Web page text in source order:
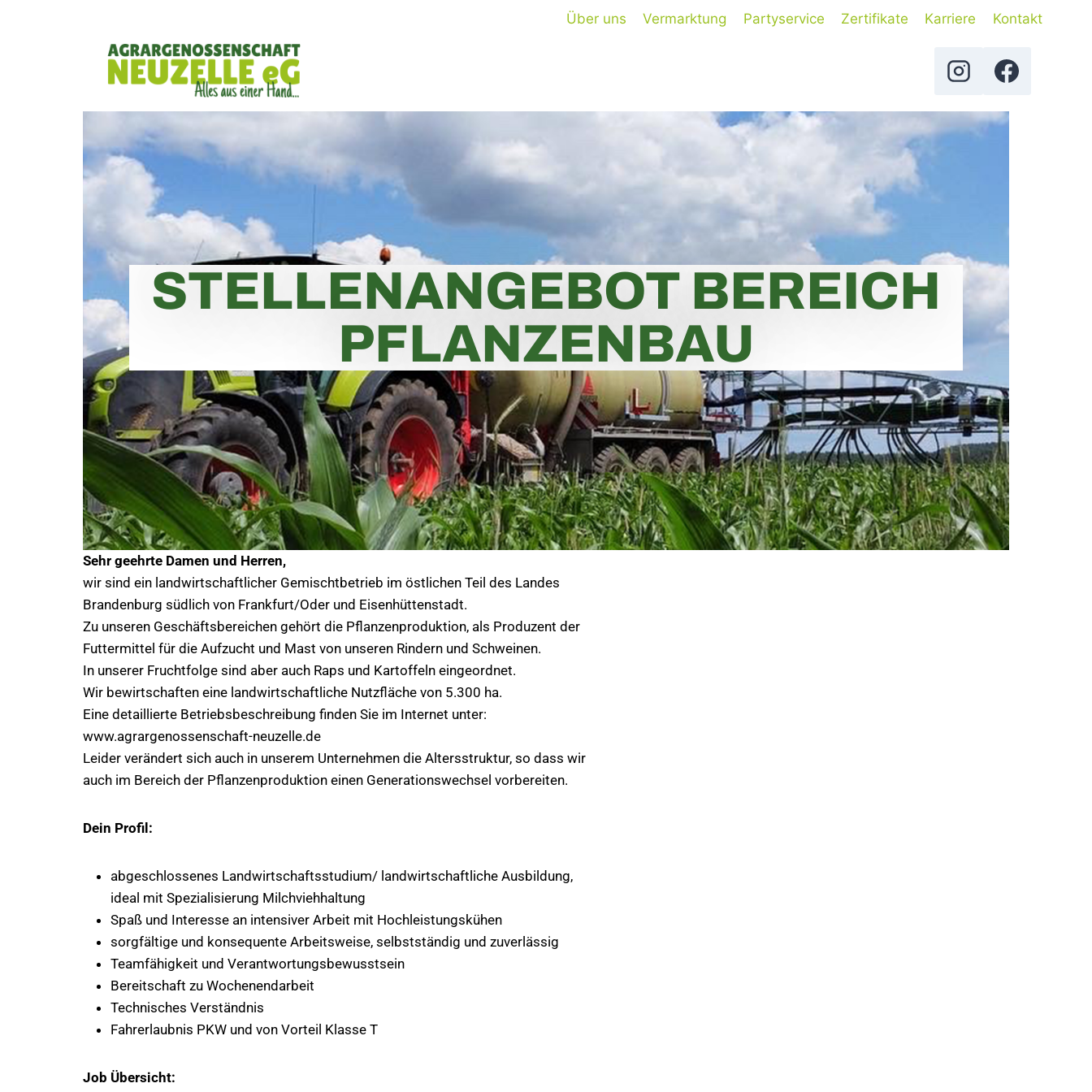
Über uns Vermarktung Partyservice Zertifikate Karriere Kontakt
STELLENANGEBOT BEREICH
PFLANZENBAU
Sehr geehrte Damen und Herren,
wir sind ein landwirtschaftlicher Gemischtbetrieb im östlichen Teil des Landes
Brandenburg südlich von Frankfurt/Oder und Eisenhüttenstadt.
Zu unseren Geschäftsbereichen gehört die Pflanzenproduktion, als Produzent der
Futtermittel für die Aufzucht und Mast von unseren Rindern und Schweinen.
In unserer Fruchtfolge sind aber auch Raps und Kartoffeln eingeordnet.
Wir bewirtschaften eine landwirtschaftliche Nutzfläche von 5.300 ha.
Eine detaillierte Betriebsbeschreibung finden Sie im Internet unter:
www.agrargenossenschaft-neuzelle.de
Leider verändert sich auch in unserem Unternehmen die Altersstruktur, so dass wir
auch im Bereich der Pflanzenproduktion einen Generationswechsel vorbereiten.
Dein Profil:
abgeschlossenes Landwirtschaftsstudium/ landwirtschaftliche Ausbildung,
ideal mit Spezialisierung Milchviehhaltung
Spaß und Interesse an intensiver Arbeit mit Hochleistungskühen
sorgfältige und konsequente Arbeitsweise, selbstständig und zuverlässig
Teamfähigkeit und Verantwortungsbewusstsein
Bereitschaft zu Wochenendarbeit
Technisches Verständnis
Fahrerlaubnis PKW und von Vorteil Klasse T
Job Übersicht: